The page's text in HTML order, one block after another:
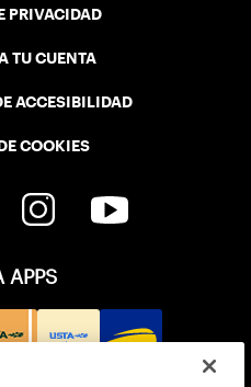
PRIVACIDAD
TU CUENTA
ACCESIBILIDAD
COOKIES
APPS